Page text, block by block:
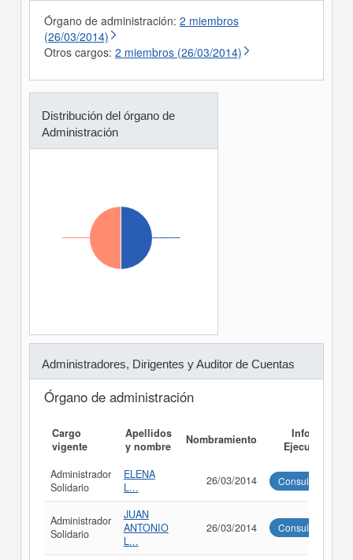
Órgano de administración: 2 miembros
(26/03/2014)
Otros cargos: 2 miembros (26/03/2014)
Distribución del órgano de
Administración
Administradores, Dirigentes y Auditor de Cuentas
Órgano de administración
Cargo
vigente
Apellidos
y nombre
Nombramiento
Informe
Ejecutivo
Administrador
Solidario
ELENA
L...
26/03/2014 Consultar
Administrador
Solidario
JUAN
ANTONIO
L...
26/03/2014 Consultar